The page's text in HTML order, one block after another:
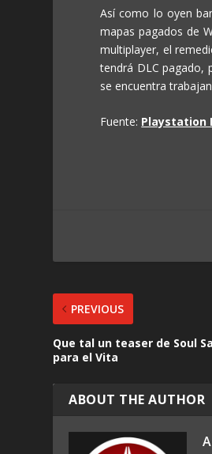
Así como lo oyen
mapas pagados de
multiplayer, el
tendrá DLC pagado,
se encuentra
Fuente: Playstation
PREVIOUS
Que tal un teaser de Soul
para el Vita
ABOUT THE AUTHOR